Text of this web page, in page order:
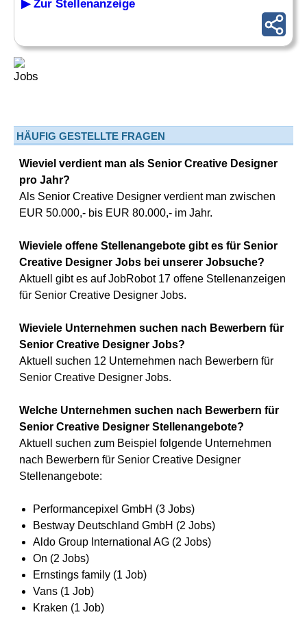
▶ Zur Stellenanzeige
HÄUFIG GESTELLTE FRAGEN
Wieviel verdient man als Senior Creative Designer
pro Jahr?
Als Senior Creative Designer verdient man zwischen
EUR 50.000,- bis EUR 80.000,- im Jahr.
Wieviele offene Stellenangebote gibt es für Senior
Creative Designer Jobs bei unserer Jobsuche?
Aktuell gibt es auf JobRobot 17 offene Stellenanzeigen
für Senior Creative Designer Jobs.
Wieviele Unternehmen suchen nach Bewerbern für
Senior Creative Designer Jobs?
Aktuell suchen 12 Unternehmen nach Bewerbern für
Senior Creative Designer Jobs.
Welche Unternehmen suchen nach Bewerbern für
Senior Creative Designer Stellenangebote?
Aktuell suchen zum Beispiel folgende Unternehmen
nach Bewerbern für Senior Creative Designer
Stellenangebote:
Performancepixel GmbH (3 Jobs)
Bestway Deutschland GmbH (2 Jobs)
Aldo Group International AG (2 Jobs)
On (2 Jobs)
Ernstings family (1 Job)
Vans (1 Job)
Kraken (1 Job)